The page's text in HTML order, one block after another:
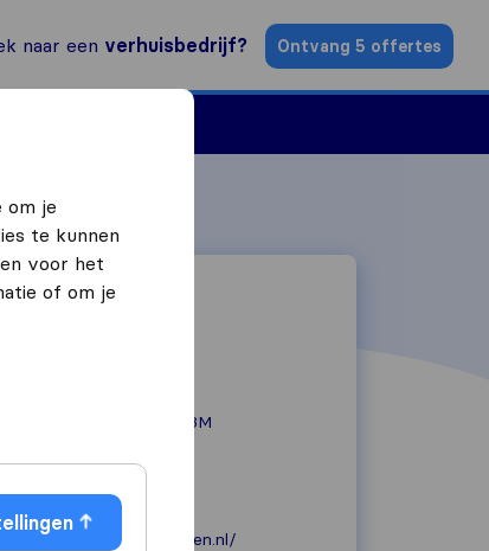
naar een verhuisbedrijf? Ontvang 5 offertes
Ambachtsweg 33M
085 333 1133
www.snelverhuizen.nl/
om je
te kunnen
voor het
of om je